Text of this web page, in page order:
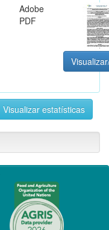
Adobe
PDF
Visualizar estatísticas